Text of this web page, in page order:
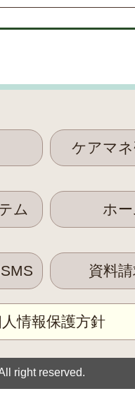
ケアマ
ム ホ
資料
情報保護方針
right reserved.